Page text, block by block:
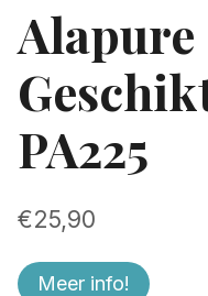
PA225
€25,90
Meer info!